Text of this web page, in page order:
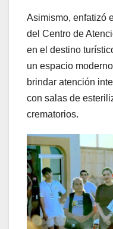
Asimismo, enfatizó
del Centro de
en el destino
un espacio
brindar atención
con salas de
crematorios.